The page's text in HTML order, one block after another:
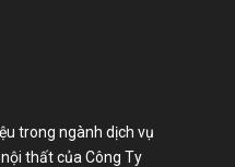
trong ngành dịch vụ
thất của Công Ty